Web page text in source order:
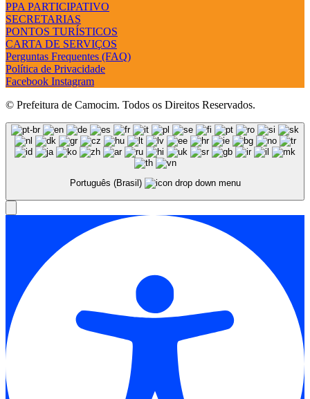
PPA PARTICIPATIVO
SECRETARIAS
PONTOS TURÍSTICOS
CARTA DE SERVIÇOS
Perguntas Frequentes (FAQ)
Política de Privacidade
Facebook Instagram
© Prefeitura de Camocim. Todos os Direitos Reservados.
Português (Brasil)